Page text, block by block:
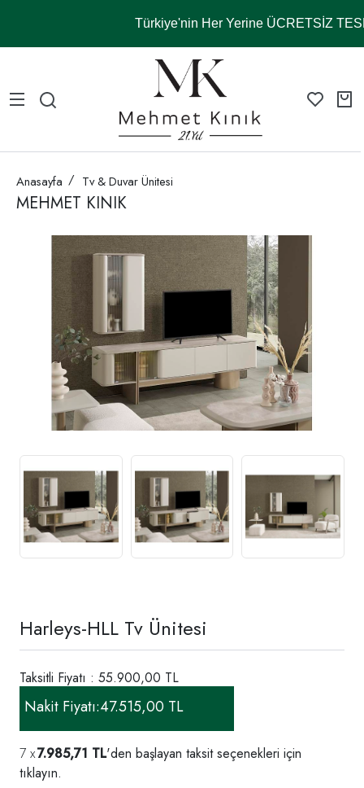
Türkiye'nin Her Yerine ÜCRETSİZ
Anasayfa Tv & Duvar Ünitesi
MEHMET KINIK
Harleys-HLL Tv Ünitesi
Taksitli Fiyatı : 55.900,00 TL
Nakit Fiyatı:47.515,00 TL
7.985,71 TL'den başlayan taksit seçenekleri için
tıklayın.